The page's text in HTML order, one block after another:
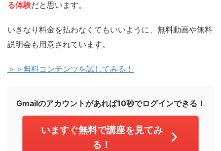
る体験だと思います。
いきなり料金を払わなくてもいいように、無料動画や無料
説明会も用意されています。
＞＞無料コンテンツを試してみる！
Gmailのアカウントがあれば10秒でログインできる！
いますぐ無料で講座を見てみ
る！